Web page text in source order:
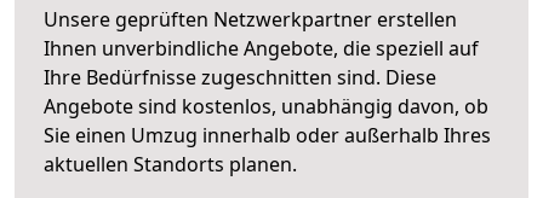
Unsere geprüften Netzwerkpartner erstellen
Ihnen unverbindliche Angebote, die speziell auf
Ihre Bedürfnisse zugeschnitten sind. Diese
Angebote sind kostenlos, unabhängig davon, ob
Sie einen Umzug innerhalb oder außerhalb Ihres
aktuellen Standorts planen.